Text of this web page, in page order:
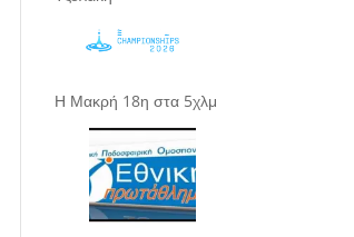
Η Μακρή 18η στα 5χλμ